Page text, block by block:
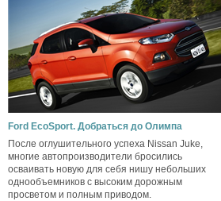
Ford EcoSport. Добраться до Олимпа
После оглушительного успеха Nissan Juke,
многие автопроизводители бросились
осваивать новую для себя нишу небольших
однообъемников с высоким дорожным
просветом и полным приводом.